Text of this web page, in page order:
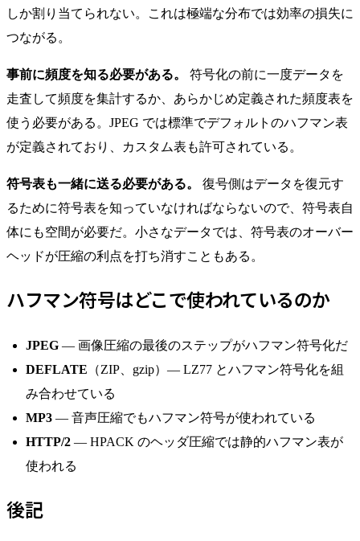
しか割り当てられない。これは極端な分布では効率の損失に
つながる。
事前に頻度を知る必要がある。
符号化の前に一度データを
走査して頻度を集計するか、あらかじめ定義された頻度表を
使う必要がある。JPEG では標準でデフォルトのハフマン表
が定義されており、カスタム表も許可されている。
符号表も一緒に送る必要がある。
復号側はデータを復元す
るために符号表を知っていなければならないので、符号表自
体にも空間が必要だ。小さなデータでは、符号表のオーバー
ヘッドが圧縮の利点を打ち消すこともある。
ハフマン符号はどこで使われているのか
JPEG — 画像圧縮の最後のステップがハフマン符号化だ
DEFLATE （ZIP、gzip）— LZ77 とハフマン符号化を組
み合わせている
MP3 — 音声圧縮でもハフマン符号が使われている
HTTP/2 — HPACK のヘッダ圧縮では静的ハフマン表が
使われる
後記